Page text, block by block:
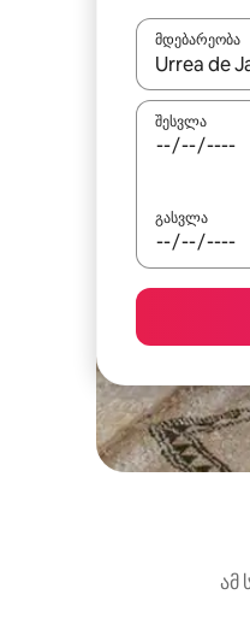
მდებარეობა
როცა
შესვლა
გასვლა
ამ